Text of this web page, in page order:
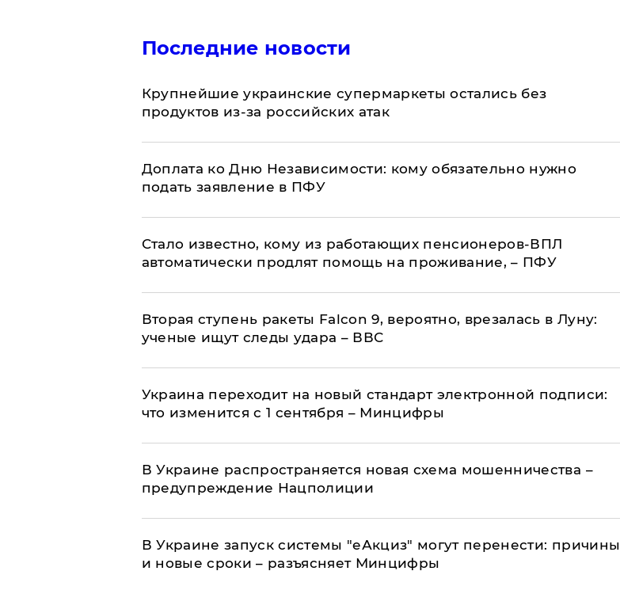
Последние новости
Крупнейшие украинские супермаркеты остались без
продуктов из-за российских атак
Доплата ко Дню Независимости: кому обязательно нужно
подать заявление в ПФУ
Стало известно, кому из работающих пенсионеров-ВПЛ
автоматически продлят помощь на проживание, – ПФУ
Вторая ступень ракеты Falcon 9, вероятно, врезалась в Луну:
ученые ищут следы удара – ВВС
Украина переходит на новый стандарт электронной подписи:
что изменится с 1 сентября – Минцифры
В Украине распространяется новая схема мошенничества –
предупреждение Нацполиции
В Украине запуск системы "еАкциз" могут перенести: причины
и новые сроки – разъясняет Минцифры